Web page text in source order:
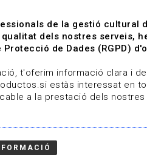
som Línies de treball
de la gestió cultural
dels nostres serveis,
Protecció de Dades (RGPD)
t'oferim informació clara i
estàs interessat en
a la prestació dels nostres